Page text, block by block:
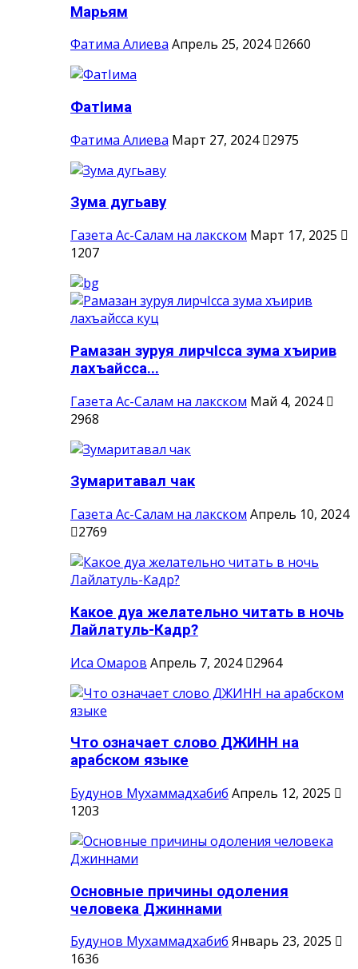
Марьям
Фатима Алиева Апрель 25, 2024 2660
ФатIима
Фатима Алиева Март 27, 2024 2975
Зума дугьаву
Газета Ас-Салам на лакском Март 17, 2025
1207
Рамазан зуруя лирчIсса зума хъирив
лахъайсса...
Газета Ас-Салам на лакском Май 4, 2024
2968
Зумаритавал чак
Газета Ас-Салам на лакском Апрель 10, 2024
2769
Какое дуа желательно читать в ночь
Лайлатуль-Кадр?
Иса Омаров Апрель 7, 2024 2964
Что означает слово ДЖИНН на
арабском языке
Будунов Мухаммадхабиб Апрель 12, 2025
1203
Основные причины одоления
человека Джиннами
Будунов Мухаммадхабиб Январь 23, 2025
1636